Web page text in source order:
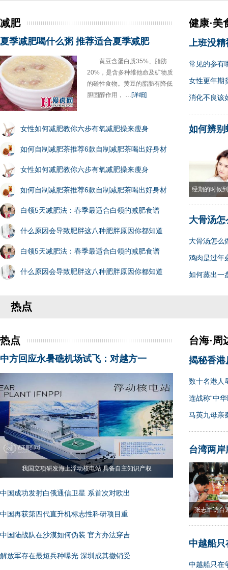
减肥
夏季减肥喝什么粥 推荐适合夏季减肥
黄豆含蛋白质35%、脂肪
20%，是含多种维他命及矿物质
的硷性食物。黄豆的脂肪有降低
胆固醇作用， …[详细]
女性如何减肥教你六步有氧减肥操来瘦身
如何自制减肥茶推荐6款自制减肥茶喝出好身材
女性如何减肥教你六步有氧减肥操来瘦身
如何自制减肥茶推荐6款自制减肥茶喝出好身材
白领5天减肥法：春季最适合白领的减肥食谱
什么原因会导致肥胖这八种肥胖原因你都知道
白领5天减肥法：春季最适合白领的减肥食谱
什么原因会导致肥胖这八种肥胖原因你都知道
健康·美
上班没精
常见的参有
女性更年期
消化不良该
如何辨别
经期的时候
大骨汤
大骨汤怎么
鸡肉是过年
如何蒸出一
热点
热点
中方回应永暑礁机场试飞：对越方一
我国立项研发海上浮动核电站 具备自主知识产权
中国成功发射白俄通信卫星 系首次对欧出
中国再获第四代直升机标志性科研项目重
中国陆战队在沙漠如何伪装 官方办法穿吉
解放军存在最短兵种曝光 深圳成其撤销受
台海·周
揭秘香港
数十名港人
连战称“中
马英九母亲
台湾两
张志军访台
果
中越船
中越船只在